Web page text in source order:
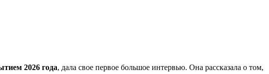
2026 года, дала свое первое большое интервью. Она рассказала о том,